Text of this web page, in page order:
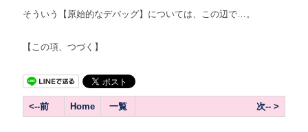
そういう【原始的なデバッグ】については、この辺で…。
【この項、つづく】
<--前 Home 一覧 次-- >